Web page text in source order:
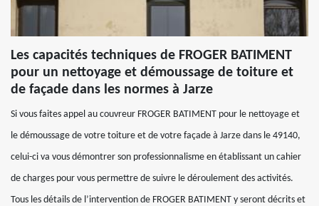
Les capacités techniques de FROGER BATIMENT
pour un nettoyage et démoussage de toiture et
de façade dans les normes à Jarze
Si vous faites appel au couvreur FROGER BATIMENT pour le nettoyage et
le démoussage de votre toiture et de votre façade à Jarze dans le 49140,
celui-ci va vous démontrer son professionnalisme en établissant un cahier
de charges pour vous permettre de suivre le déroulement des activités.
Tous les détails de l’intervention de FROGER BATIMENT y seront décrits et